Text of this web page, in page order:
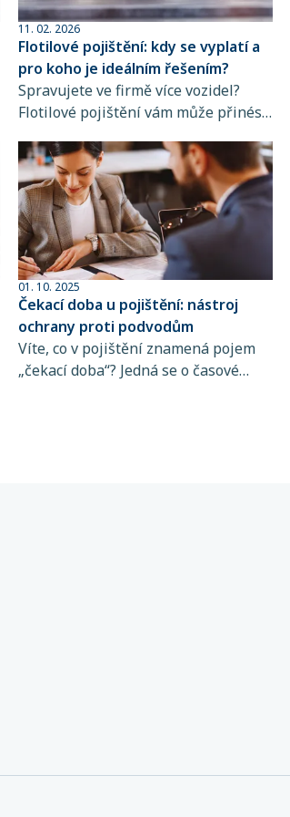
11. 02. 2026
Flotilové pojištění: kdy se vyplatí a
pro koho je ideálním řešením?
Spravujete ve firmě více vozidel?
Flotilové pojištění vám může přinést
přehlednější správu i finanční
úspory. Podívejte se, jak funguje, pro
koho je vhodné a kdy dává smysl o
něm uvažovat.
01. 10. 2025
Čekací doba u pojištění: nástroj
ochrany proti podvodům
Víte, co v pojištění znamená pojem
„čekací doba“? Jedná se o časové